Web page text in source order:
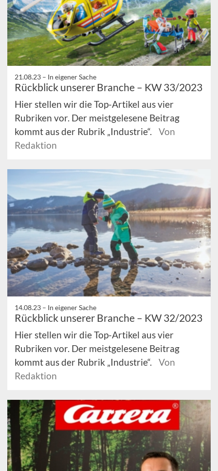
21.08.23 – In eigener Sache
Rückblick unserer Branche – KW 33/2023
Hier stellen wir die Top-Artikel aus vier
Rubriken vor. Der meistgelesene Beitrag
kommt aus der Rubrik „Industrie“.
Von
Redaktion
14.08.23 – In eigener Sache
Rückblick unserer Branche – KW 32/2023
Hier stellen wir die Top-Artikel aus vier
Rubriken vor. Der meistgelesene Beitrag
kommt aus der Rubrik „Industrie“.
Von
Redaktion